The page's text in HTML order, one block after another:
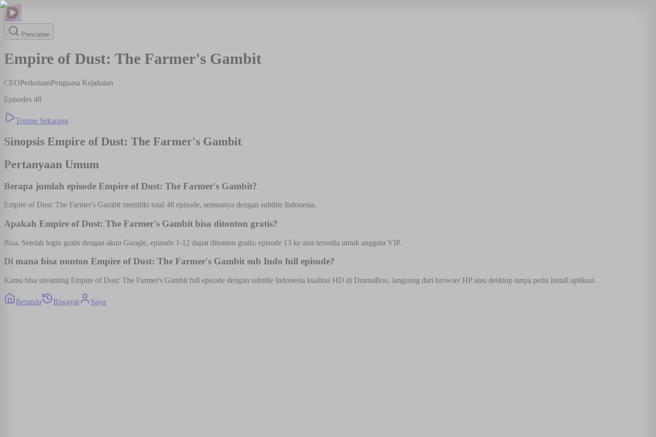
Pencarian
Empire of Dust: The Farmer's Gambit
CEOPerkotaanPenguasa Kejahatan
Episodes 48
Tonton Sekarang
Sinopsis Empire of Dust: The Farmer's Gambit
Pertanyaan Umum
Berapa jumlah episode Empire of Dust: The Farmer's Gambit?
Empire of Dust: The Farmer's Gambit memiliki total 48 episode, semuanya dengan subtitle Indonesia.
Apakah Empire of Dust: The Farmer's Gambit bisa ditonton gratis?
Bisa. Setelah login gratis dengan akun Google, episode 1-12 dapat ditonton gratis; episode 13 ke atas tersedia untuk anggota VIP.
Di mana bisa nonton Empire of Dust: The Farmer's Gambit sub Indo full episode?
Kamu bisa streaming Empire of Dust: The Farmer's Gambit full episode dengan subtitle Indonesia kualitas HD di DramaBoo, langsung dari browser HP atau desktop tanpa perlu install aplikasi.
Beranda Riwayat Saya